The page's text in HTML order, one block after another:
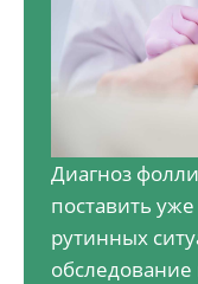
Диагноз
поставить
рутинных
обследование